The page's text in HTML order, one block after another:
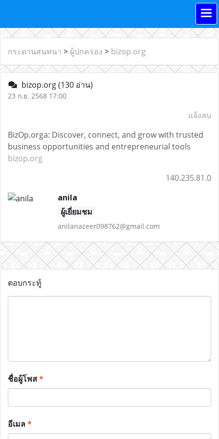
กระดานสนทนา > ผู้ปกครอง > bizop.org
bizop.org(130 อ่าน)
23 ก.ย. 2568 17:00
แจ้งลบ
BizOp.orga: Discover, connect, and grow with trusted
business opportunities and entrepreneurial tools
bizop.org
140.235.81.0
anila
ผู้เยี่ยมชม
anilanazeer098762@gmail.com
ตอบกระทู้
ชื่อผู้โพส*
อีเมล*